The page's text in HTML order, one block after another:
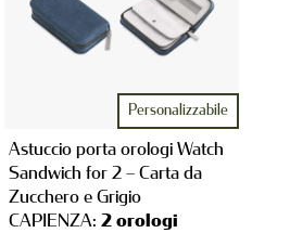
PORTA GIOIE
Personalizzabile
Astuccio porta orologi Watch
Sandwich for 2 – Carta da
Zucchero e Grigio
CAPIENZA: 2 orologi